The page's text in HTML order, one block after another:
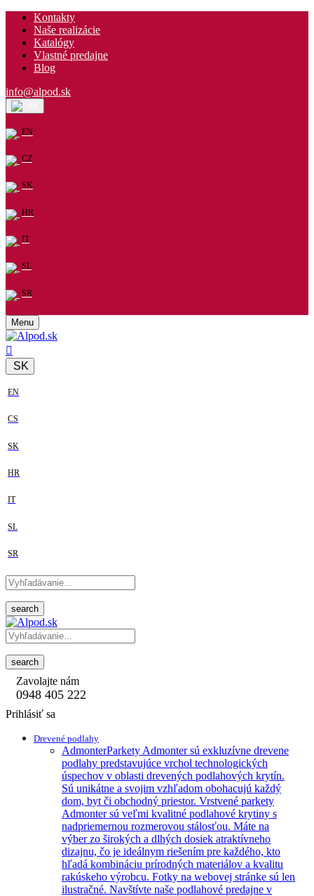
Kontakty
Naše realizácie
Katalógy
Vlastné predajne
Blog
info@alpod.sk
EN
CZ
SK
HR
IT
SL
SR
Menu
SK
EN
CS
SK
HR
IT
SL
SR
search
search
Zavolajte nám
0948 405 222
Prihlásiť sa
Drevené podlahy
AdmonterParkety Admonter sú exkluzívne drevene
podlahy predstavujúce vrchol technologických
úspechov v oblasti drevených podlahových krytín.
Sú unikátne a svojim vzhľadom obohacujú každý
dom, byt či obchodný priestor. Vrstvené parkety
Admonter sú veľmi kvalitné podlahové krytiny s
nadpriemernou rozmerovou stálosťou. Máte na
výber zo širokých a dlhých dosiek atraktívneho
dizajnu, čo je ideálnym riešením pre každého, kto
hľadá kombináciu prírodných materiálov a kvalitu
rakúskeho výrobcu. Fotky na webovej stránke sú len
ilustračné. Navštívte naše podlahové predajne v